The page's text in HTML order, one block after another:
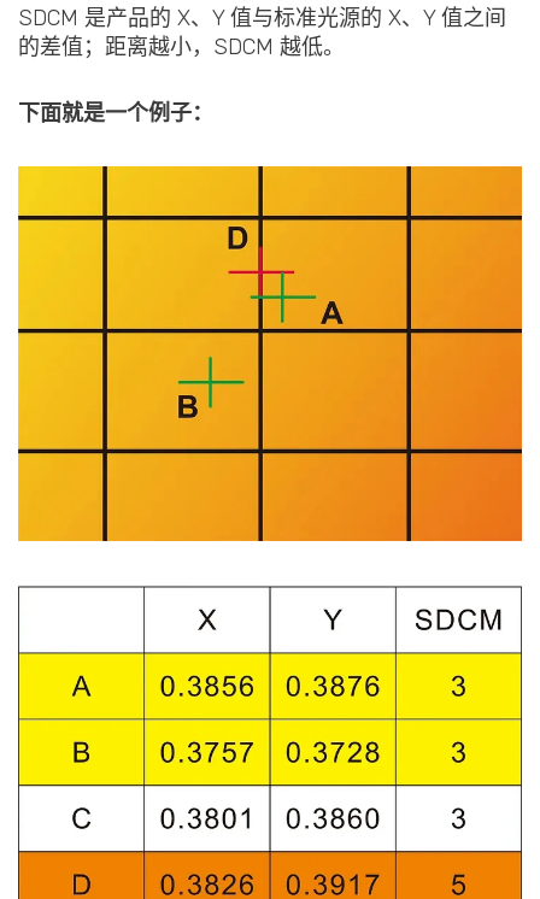
SDCM 是产品的 X、Y 值与标准光源的 X、Y 值之间
的差值；距离越小，SDCM 越低。
下面就是一个例子：